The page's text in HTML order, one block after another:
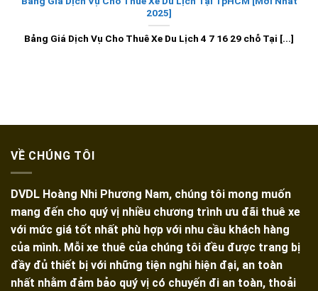
2025]
Bảng Giá Dịch Vụ Cho Thuê Xe Du Lịch 4 7 16 29 chỗ Tại [...]
VỀ CHÚNG TÔI
DVDL Hoàng Nhi Phương Nam, chúng tôi mong muốn
mang đến cho quý vị nhiều chương trình ưu đãi thuê xe
với mức giá tốt nhất phù hợp với nhu cầu khách hàng
của mình. Mỗi xe thuê của chúng tôi đều được trang bị
đầy đủ thiết bị với những tiện nghi hiện đại, an toàn
nhất nhằm đảm bảo quý vị có chuyến đi an toàn, thoải